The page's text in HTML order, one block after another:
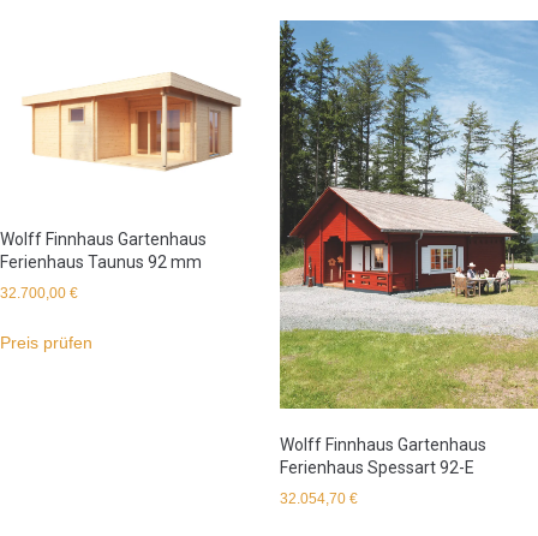
Wolff Finnhaus Gartenhaus
Ferienhaus Taunus 92 mm
32.700,00 €
Preis prüfen
Wolff Finnhaus Gartenhaus
Ferienhaus Spessart 92-E
32.054,70 €